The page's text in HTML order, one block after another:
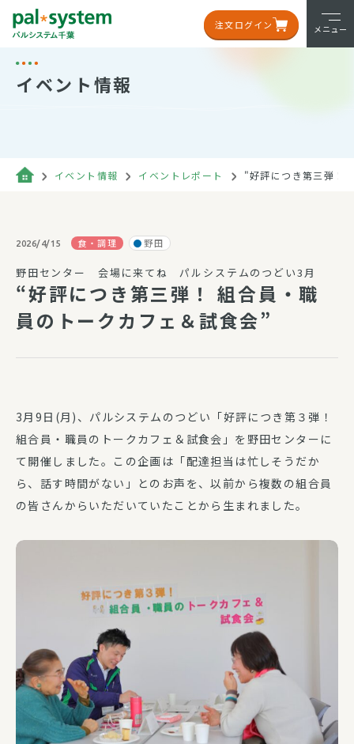
注文ログイン メニュー
イベント情報
イベント情報 イベントレポート "好評につき第三弾！
2026/4/15 食・調理 野田
野田センター 会場に来てね パルシステムのつどい3月
“好評につき第三弾！ 組合員・職
員のトークカフェ＆試食会”
3月9日(月)、パルシステムのつどい「好評につき第３弾！
組合員・職員のトークカフェ＆試食会」を野田センターに
て開催しました。この企画は「配達担当は忙しそうだか
ら、話す時間がない」とのお声を、以前から複数の組合員
の皆さんからいただいていたことから生まれました。